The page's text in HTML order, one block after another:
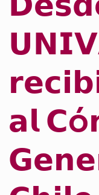
𝗮𝗹